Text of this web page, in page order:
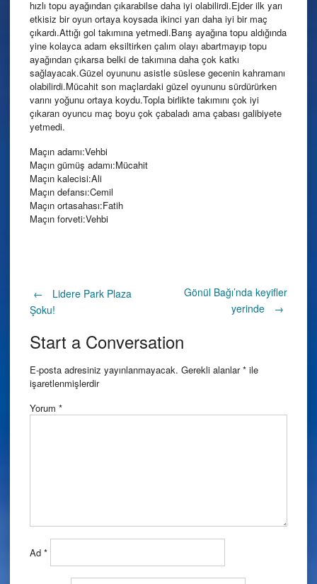
hızlı topu ayağından çıkarabilse daha iyi olabilirdi.Ejder ilk yarı
etkisiz bir oyun ortaya koysada ikinci yarı daha iyi bir maç
çıkardı.Attığı gol takımına yetmedi.Barış ayağına topu aldığında
yine kolayca adam eksiltirken çalım olayı abartmayıp topu
ayağından çıkarsa belki de takımına daha çok katkı
sağlayacak.Güzel oyununu asistle süslese gecenin kahramanı
olabilirdi.Mücahit son maçlardaki güzel oyununu sürdürürken
varını yoğunu ortaya koydu.Topla birlikte takımını çok iyi
çıkaran oyuncu maç boyu çok çabaladı ama çabası galibiyete
yetmedi.
Maçın adamı:Vehbi
Maçın gümüş adamı:Mücahit
Maçın kalecisi:Ali
Maçın defansı:Cemil
Maçın ortasahası:Fatih
Maçın forveti:Vehbi
Post
navigation
←
Lidere Park Plaza
Şoku!
Gönül Bağı’nda keyifler
yerinde
→
Start a Conversation
E-posta adresiniz yayınlanmayacak. Gerekli alanlar* ile
işaretlenmişlerdir
Yorum *
Ad *